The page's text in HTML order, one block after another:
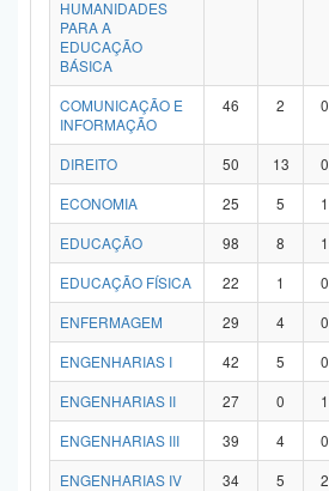
HUMANIDADES
PARA A
EDUCAÇÃO
BÁSICA
COMUNICAÇÃO E
INFORMAÇÃO
46 2 0
DIREITO 50 13 0
ECONOMIA
25 5 1
EDUCAÇÃO
98 8 1
EDUCAÇÃO FÍSICA
22 1 0
ENFERMAGEM
29 4 0
ENGENHARIAS I
42 5 0
ENGENHARIAS II
27 0 1
ENGENHARIAS III
39 4 0
ENGENHARIAS IV
34 5 2